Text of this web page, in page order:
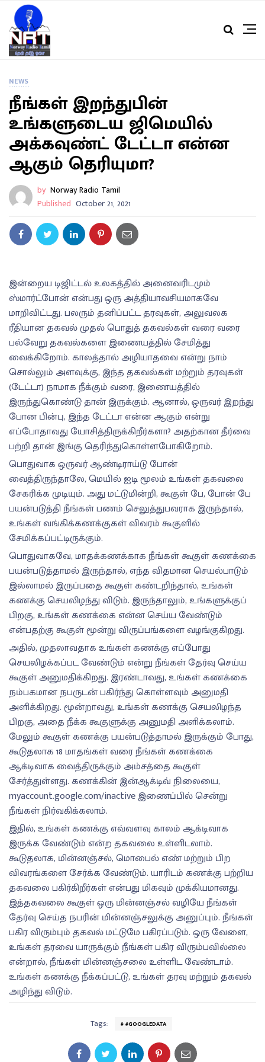
NEWS
நீங்கள் இறந்துபின்
உங்களுடைய ஜிமெயில்
அக்கவுண்ட் டேட்டா என்ன
ஆகும் தெரியுமா?
by Norway Radio Tamil
Published October 21, 2021
இன்றைய டிஜிட்டல் உலகத்தில் அனைவரிடமும்
ஸ்மார்ட்போன் என்பது ஒரு அத்தியாவசியமாகவே
மாறிவிட்டது. பலரும் தனிப்பட்ட தரவுகள், அலுவலக
ரீதியான தகவல் முதல் பொதுத் தகவல்கள் வரை வரை
பல்வேறு தகவல்களை இணையத்தில் சேமித்து
வைக்கிறோம். காலத்தால் அழியாதவை என்று நாம்
சொல்லும் அளவுக்கு, இந்த தகவல்கள் மற்றும் தரவுகள்
(டேட்டா) நாமாக நீக்கும் வரை, இணையத்தில்
இருந்துகொண்டு தான் இருக்கும். ஆனால், ஒருவர் இறந்து
போன பின்பு, இந்த டேட்டா என்ன ஆகும் என்று
எப்போதாவது யோசித்திருக்கிறீர்களா? அதற்கான தீர்வை
பற்றி தான் இங்கு தெரிந்துகொள்ளபோகிறோம்.
பொதுவாக ஒருவர் ஆண்டிராய்டு போன்
வைத்திருந்தாலே, மெயில் ஐடி மூலம் உங்கள் தகவலை
சேகரிக்க முடியும். அது மட்டுமின்றி, கூகுள் பே, போன் பே
பயன்படுத்தி நீங்கள் பணம் செலுத்துபவராக இருந்தால்,
உங்கள் வங்கிக்கணக்குகள் விவரம் கூகுளில்
சேமிக்கப்பட்டிருக்கும்.
பொதுவாகவே, மாதக்கணக்காக நீங்கள் கூகுள் கணக்கை
பயன்படுத்தாமல் இருந்தால், எந்த விதமான செயல்பாடும்
இல்லாமல் இருப்பதை கூகுள் கண்டறிந்தால், உங்கள்
கணக்கு செயலிழந்து விடும். இருந்தாலும், உங்களுக்குப்
பிறகு, உங்கள் கணக்கை என்ன செய்ய வேண்டும்
என்பதற்கு கூகுள் மூன்று விருப்பங்களை வழங்குகிறது.
அதில், முதலாவதாக உங்கள் கணக்கு எப்போது
செயலிழக்கப்பட வேண்டும் என்று நீங்கள் தேர்வு செய்ய
கூகுள் அனுமதிக்கிறது. இரண்டாவது, உங்கள் கணக்கை
நம்பகமான நபருடன் பகிர்ந்து கொள்ளவும் அனுமதி
அளிக்கிறது. மூன்றாவது, உங்கள் கணக்கு செயலிழந்த
பிறகு, அதை நீக்க கூகுளுக்கு அனுமதி அளிக்கலாம்.
மேலும் கூகுள் கணக்கு பயன்படுத்தாமல் இருக்கும் போது,
கூடுதலாக 18 மாதங்கள் வரை நீங்கள் கணக்கை
ஆக்டிவாக வைத்திருக்கும் அம்சத்தை கூகுள்
சேர்த்துள்ளது. கணக்கின் இன்ஆக்டிவ் நிலையை,
myaccount.google.com/inactive இணைப்பில் சென்று
நீங்கள் நிர்வகிக்கலாம்.
இதில், உங்கள் கணக்கு எவ்வளவு காலம் ஆக்டிவாக
இருக்க வேண்டும் என்ற தகவலை உள்ளிடலாம்.
கூடுதலாக, மின்னஞ்சல், மொபைல் எண் மற்றும் பிற
விவரங்களை சேர்க்க வேண்டும். யாரிடம் கணக்கு பற்றிய
தகவலை பகிர்கிறீர்கள் என்பது மிகவும் முக்கியமானது.
இத்தகவலை கூகுள் ஒரு மின்னஞ்சல் வழியே நீங்கள்
தேர்வு செய்த நபரின் மின்னஞ்சலுக்கு அனுப்பும். நீங்கள்
பகிர விரும்பும் தகவல் மட்டுமே பகிரப்படும். ஒரு வேளை,
உங்கள் தரவை யாருக்கும் நீங்கள் பகிர விரும்பவில்லை
என்றால், நீங்கள் மின்னஞ்சலை உள்ளிட வேண்டாம்.
உங்கள் கணக்கு நீக்கப்பட்டு, உங்கள் தரவு மற்றும் தகவல்
அழிந்து விடும்.
Tags: #GOOGLEDATA